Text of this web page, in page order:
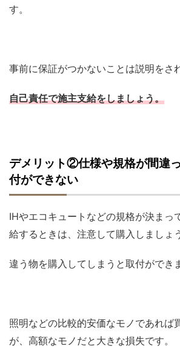
す。
事前に保証がつかないことは説明をさ
自己責任で施主支給をしましょう。
デメリット②仕様や規格が間違
付ができない
IHやエコキュートなどの規格が決まっ
給するときは、注意して購入しましょう
違う物を購入してしまうと取付ができ
照明などの比較的安価なモノであれば
が、高額なモノだと大きな損失です。